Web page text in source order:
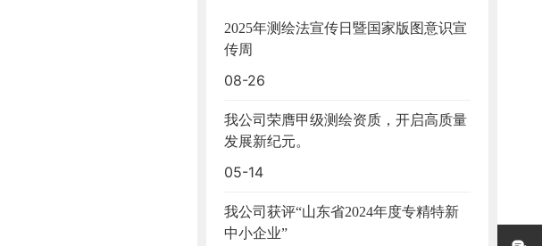
2025年测绘法宣传日暨国家版图意识宣
传周
08-26
我公司荣膺甲级测绘资质，开启高质量
发展新纪元。
05-14
我公司获评“山东省2024年度专精特新
中小企业”